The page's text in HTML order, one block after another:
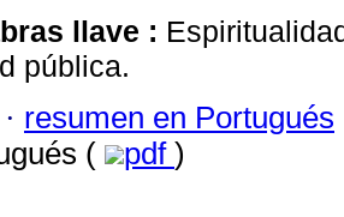
llave :
pública.
· resumen en Portugués
(
pdf )